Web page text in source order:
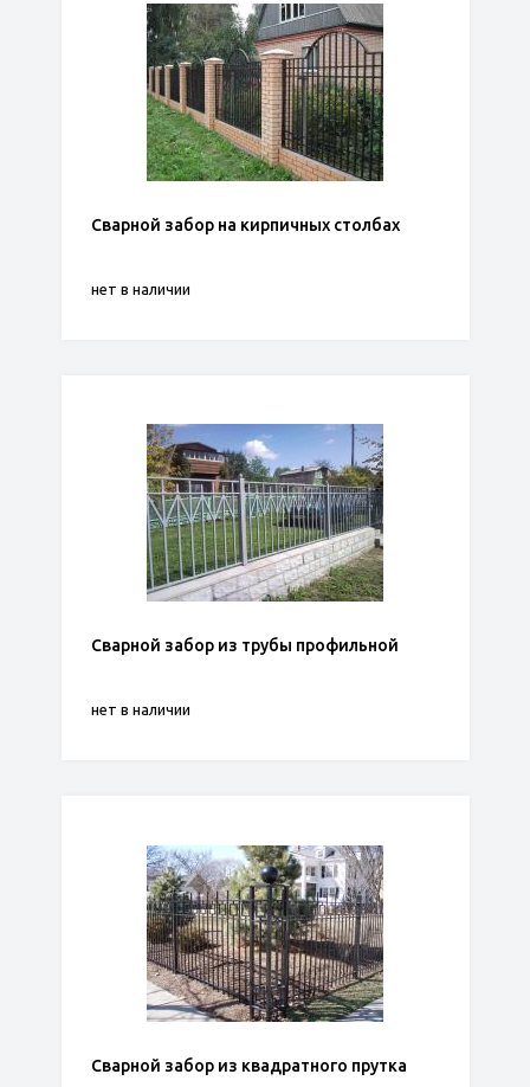
Сварной забор на кирпичных столбах
нет в наличии
Сварной забор из трубы профильной
нет в наличии
Сварной забор из квадратного прутка